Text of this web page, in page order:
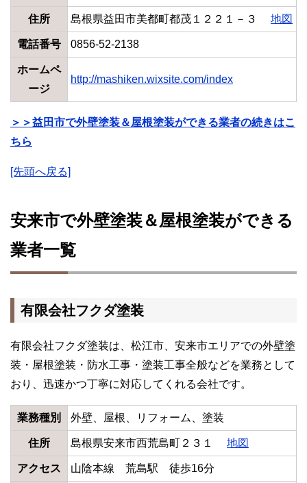
住所 島根県益田市美都町都茂１２２１－３ 地図
電話番号 0856-52-2138
ホームペ
ージ
http://mashiken.wixsite.com/index
＞＞益田市で外壁塗装＆屋根塗装ができる業者の続きはこ
ちら
[先頭へ戻る]
安来市で外壁塗装＆屋根塗装ができる
業者一覧
有限会社フクダ塗装
有限会社フクダ塗装は、松江市、安来市エリアでの外壁塗
装・屋根塗装・防水工事・塗装工事全般などを業務として
おり、迅速かつ丁寧に対応してくれる会社です。
業務種別 外壁、屋根、リフォーム、塗装
住所 島根県安来市西荒島町２３１ 地図
アクセス 山陰本線 荒島駅 徒歩16分